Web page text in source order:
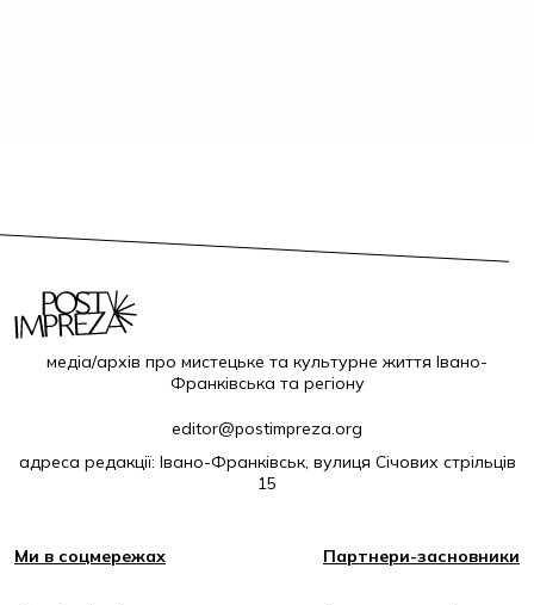
медіа/архів про мистецьке та культурне життя Івано-
Франківська та регіону
editor@postimpreza.org
адреса редакції: Івано-Франківськ, вулиця Січових стрільців
15
Ми в соцмережах Партнери-засновники